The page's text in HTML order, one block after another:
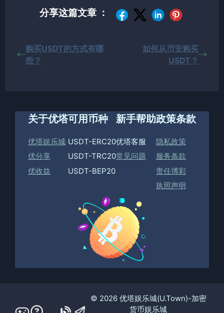
分享这篇文章 ：
购买USDT的方式有哪
些？
如何从币安购买
USDT？
关于优塔
优塔娱乐城
优分享
优收益
可用币种
USDT-ERC20
USDT-TRC20
USDT-BEP20
新手帮助
优塔客服
常见问题
政策条款
隐私政策
服务条款
责任博彩
执照声明
© 2026 优塔娱乐城(U.Town)-加密
货币娱乐城